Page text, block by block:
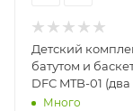
Детский
батутом и
DFC MTB-01
Много